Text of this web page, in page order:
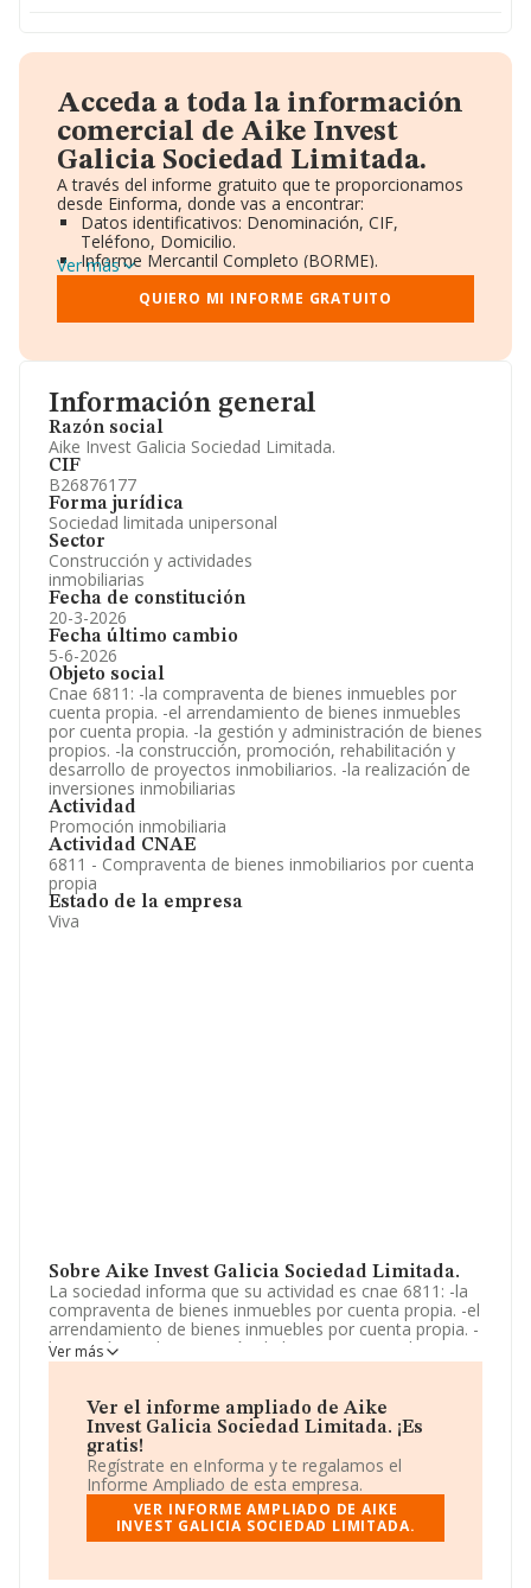
Información general
Razón social
Aike Invest Galicia Sociedad Limitada.
CIF
B26876177
Forma jurídica
Sociedad limitada unipersonal
Sector
Construcción y actividades
inmobiliarias
Fecha de constitución
20-3-2026
Fecha último cambio
5-6-2026
Objeto social
Cnae 6811: -la compraventa de bienes inmuebles por
cuenta propia. -el arrendamiento de bienes inmuebles
por cuenta propia. -la gestión y administración de bienes
propios. -la construcción, promoción, rehabilitación y
desarrollo de proyectos inmobiliarios. -la realización de
inversiones inmobiliarias
Actividad
Promoción inmobiliaria
Actividad CNAE
6811 - Compraventa de bienes inmobiliarios por cuenta
propia
Estado de la empresa
Viva
Sobre Aike Invest Galicia Sociedad Limitada.
La sociedad informa que su actividad es cnae 6811: -la
compraventa de bienes inmuebles por cuenta propia. -el
arrendamiento de bienes inmuebles por cuenta propia. -
la gestión y administración de bienes propios. -la
construcción, promoción, rehabilitación y desarrollo de
inmobiliarias. La empresa está registrada como
Sociedad Limitada. Tiene CNAE: 6811 - '%cnae%'. La
empresa no tiene actividad en mercados exteriores.
La sociedad españolaAike Invest Galicia Sociedad
Limitada, B26876177, está situada en Calle Republica
Argentina núm. 25 2 Iz, (36201), en el municipio de Vigo,
provincia de Pontevedra, Galicia.
En relación con el sector y disponiendo de los datos de
Ver más
Ver el informe ampliado de Aike
Invest Galicia Sociedad Limitada. ¡Es
gratis!
Regístrate en eInforma y te regalamos el
Informe Ampliado de esta empresa.
VER INFORME AMPLIADO DE AIKE
INVEST GALICIA SOCIEDAD LIMITADA.
Acceda a toda la información
comercial de Aike Invest
Galicia Sociedad Limitada.
A través del informe gratuito que te proporcionamos
desde Einforma, donde vas a encontrar:
Datos identificativos: Denominación, CIF,
Teléfono, Domicilio.
Informe Mercantil Completo (BORME).
Gráficos de Evolución Ventas y Empleados.
Consejo de Administración y Administradores.
Directivos y Ejecutivos.
Información oficial y registral complementaria.
Ver más
QUIERO MI INFORME GRATUITO